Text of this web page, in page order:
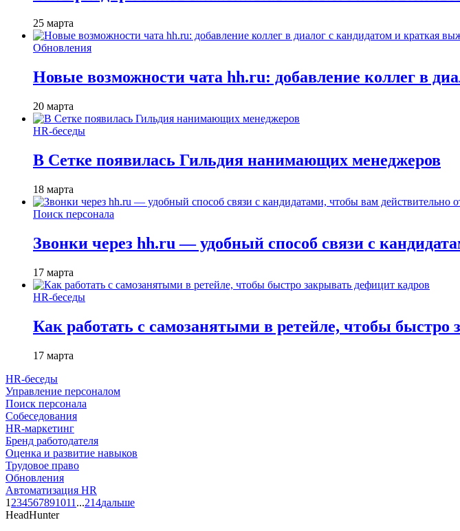
25 марта
Обновления
Новые возможности чата hh.ru: добавление коллег в
20 марта
HR-беседы
В Сетке появилась Гильдия нанимающих менеджеров
18 марта
Поиск персонала
Звонки через hh.ru — удобный способ связи с
17 марта
HR-беседы
Как работать с самозанятыми в ретейле, чтобы быстро
17 марта
HR-беседы
Управление персоналом
Поиск персонала
Собеседования
HR-маркетинг
Бренд работодателя
Оценка и развитие навыков
Трудовое право
Обновления
Автоматизация HR
1 234567891011 ...214дальше
HeadHunter